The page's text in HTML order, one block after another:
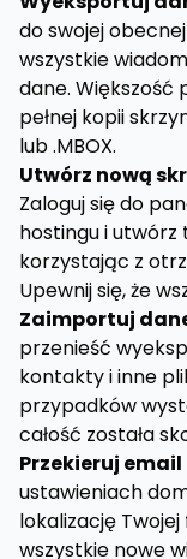
do swojej
wszystkie
dane.
pełnej kopii
lub .MBOX.
Utwórz nową
Zaloguj się do
hostingu i
korzystając z
Upewnij się, że
Zaimportuj
przenieść
kontakty i inne
przypadków
całość została
Przekieruj
ustawieniach
lokalizację
wszystkie nowe